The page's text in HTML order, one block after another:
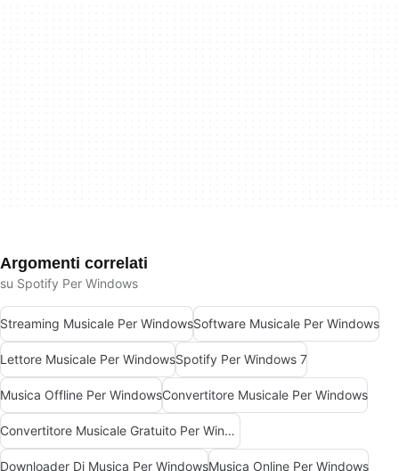
Argomenti correlati
su Spotify Per Windows
Streaming Musicale Per WindowsSoftware Musicale Per Windows
Lettore Musicale Per WindowsSpotify Per Windows 7
Musica Offline Per WindowsConvertitore Musicale Per Windows
Convertitore Musicale Gratuito Per Windows
Downloader Di Musica Per WindowsMusica Online Per Windows